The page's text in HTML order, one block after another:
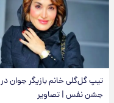
تیپ گل‌گلی خانم بازیگر جوان در
جشن نفس | تصاویر